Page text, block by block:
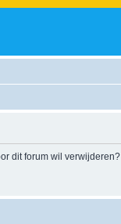
dit forum wil verwijderen?